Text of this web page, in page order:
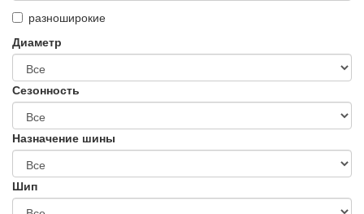
разноширокие
Диаметр
Сезонность
Назначение шины
Шип